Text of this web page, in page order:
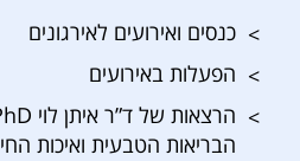
כנסים ואירועים לאירגונים
הפעלות באירועים
הבריאות הטבעית ואיכות